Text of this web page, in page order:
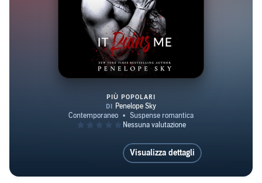
It Ruins Me
PIÙ POPOLARI
Visualizza dettagli